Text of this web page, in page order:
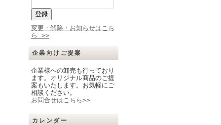
変更・解除・お知らせはこち
ら >>
企業向けご提案
企業様への卸売も行っており
ます。オリジナル商品のご提
案もいたします。お気軽にご
相談ください。
お問合せはこちら>>
カレンダー